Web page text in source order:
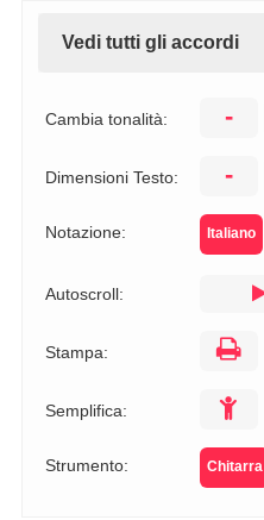
Vedi tutti gli accordi
Cambia tonalità: -
Dimensioni Testo: -
Notazione: Italiano
Autoscroll:
Stampa:
Semplifica:
Strumento: Chitarra